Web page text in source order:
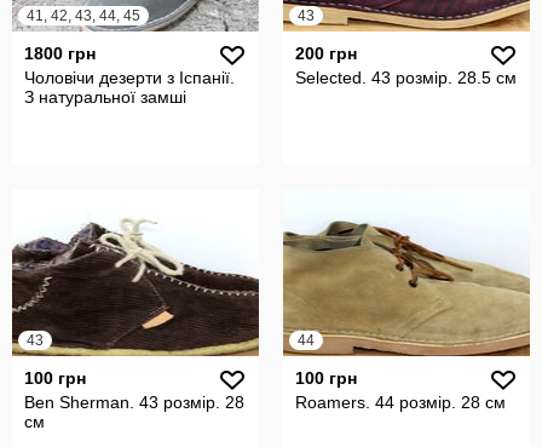
41, 42, 43, 44, 45
1800 грн
Чоловічи дезерти з Іспанії.
З натуральної замші
43
200 грн
Selected. 43 розмір. 28.5 см
43
100 грн
Ben Sherman. 43 розмір. 28
см
44
100 грн
Roamers. 44 розмір. 28 см